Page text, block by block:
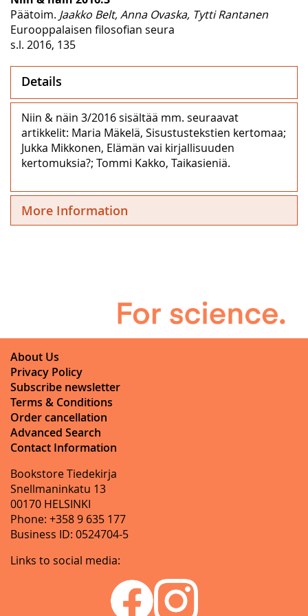
Päätoim. Jaakko Belt, Anna Ovaska, Tytti Rantanen
Eurooppalaisen filosofian seura
s.l. 2016, 135
Details
Niin & näin 3/2016 sisältää mm. seuraavat
artikkelit: Maria Mäkelä, Sisustustekstien kertomaa;
Jukka Mikkonen, Elämän vai kirjallisuuden
kertomuksia?; Tommi Kakko, Taikasieniä.
More Information
About Us
Privacy Policy
Subscribe newsletter
Terms & Conditions
Order cancellation
Advanced Search
Contact Information
Bookstore Tiedekirja
Snellmaninkatu 13
00170 HELSINKI
Phone: +358 9 635 177
Business ID: 0524704-5
Links to social media: